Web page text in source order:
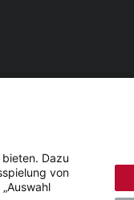
Dazu
von